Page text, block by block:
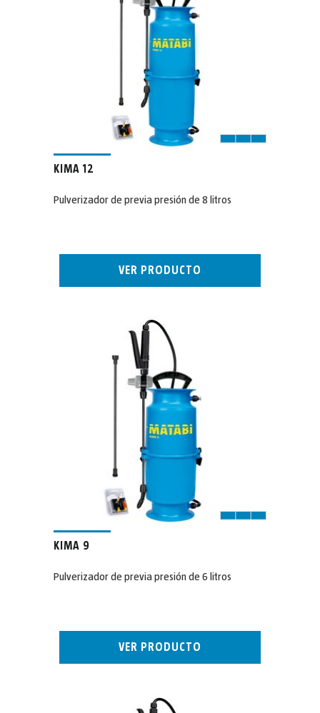
KIMA 12
Pulverizador de previa presión de 8 litros
VER PRODUCTO
KIMA 9
Pulverizador de previa presión de 6 litros
VER PRODUCTO